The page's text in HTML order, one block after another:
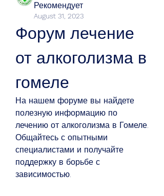
Рекомендует
August 31, 2023
Форум лечение
от алкоголизма в
гомеле
На нашем форуме вы найдете
полезную информацию по
лечению от алкоголизма в Гомеле.
Общайтесь с опытными
специалистами и получайте
поддержку в борьбе с
зависимостью.